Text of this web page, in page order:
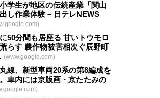
学生が地区の伝統産業 「関山
し作業体験 – 日テレNEWS
50分間も居座る 甘いトウモロ
らす 農作物被害相次ぐ辰野町
(www.google.com)
線、新型車両20系の第8編成を
車内には京版画・京たたみの